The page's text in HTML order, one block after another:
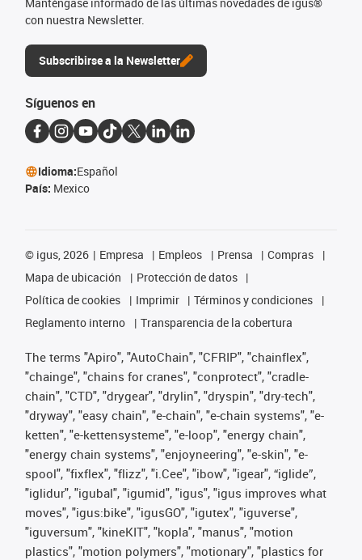
con nuestra Newsletter.
Subscribirse a la Newsletter
Síguenos en
Idioma:Español
País: Mexico
© igus, 2026 Empresa Empleos Prensa
Compras
Mapa de ubicación
Protección de datos
Política de cookies
Imprimir
Términos y condiciones
Reglamento interno
Transparencia de la cobertura
The terms "Apiro", "AutoChain", "CFRIP", "chainflex",
"chainge", "chains for cranes", "conprotect", "cradle-
chain", "CTD", "drygear", "drylin", "dryspin", "dry-tech",
"dryway", "easy chain", "e-chain", "e-chain systems", "e-
ketten", "e-kettensysteme", "e-loop", "energy chain",
"energy chain systems", "enjoyneering", "e-skin", "e-
spool", "fixflex", "flizz", "i.Cee", "ibow", "igear", “iglide”,
"iglidur", "igubal", "igumid", "igus", "igus improves what
moves", "igus:bike", "igusGO", "igutex", "iguverse",
"iguversum", "kineKIT", "kopla", "manus", "motion
plastics", "motion polymers", "motionary", "plastics for